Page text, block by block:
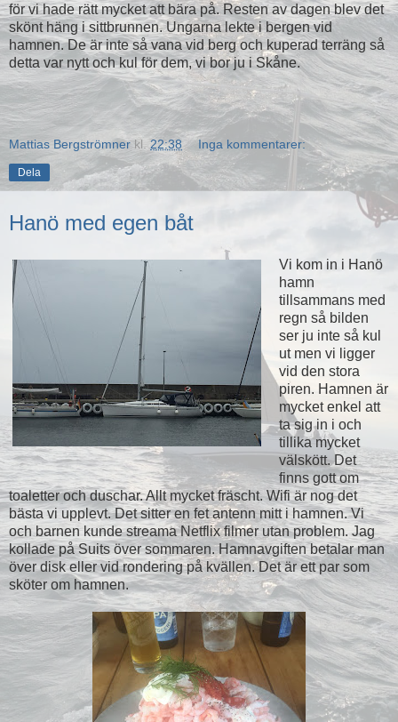
för vi hade rätt mycket att bära på. Resten av dagen blev det
skönt häng i sittbrunnen. Ungarna lekte i bergen vid
hamnen. De är inte så vana vid berg och kuperad terräng så
detta var nytt och kul för dem, vi bor ju i Skåne.
Mattias Bergströmner kl.22:38 Inga kommentarer:
Dela
Hanö med egen båt
Vi kom in i Hanö
hamn
tillsammans med
regn så bilden
ser ju inte så kul
ut men vi ligger
vid den stora
piren. Hamnen är
mycket enkel att
ta sig in i och
tillika mycket
välskött. Det
finns gott om
toaletter och duschar. Allt mycket fräscht. Wifi är nog det
bästa vi upplevt. Det sitter en fet antenn mitt i hamnen. Vi
och barnen kunde streama Netflix filmer utan problem. Jag
kollade på Suits över sommaren. Hamnavgiften betalar man
över disk eller vid rondering på kvällen. Det är ett par som
sköter om hamnen.